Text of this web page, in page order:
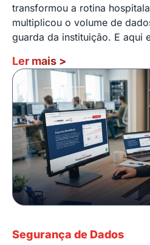
transformou a rotina
multiplicou o volume de
guarda da instituição. E aqui
Ler mais >
Segurança de Dados